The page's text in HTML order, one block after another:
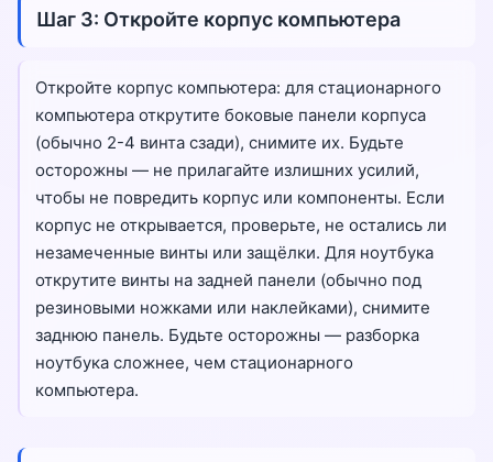
Шаг 3: Откройте корпус компьютера
Откройте корпус компьютера: для стационарного
компьютера открутите боковые панели корпуса
(обычно 2-4 винта сзади), снимите их. Будьте
осторожны — не прилагайте излишних усилий,
чтобы не повредить корпус или компоненты. Если
корпус не открывается, проверьте, не остались ли
незамеченные винты или защёлки. Для ноутбука
открутите винты на задней панели (обычно под
резиновыми ножками или наклейками), снимите
заднюю панель. Будьте осторожны — разборка
ноутбука сложнее, чем стационарного
компьютера.